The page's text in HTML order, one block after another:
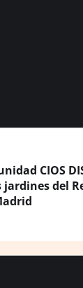
CIOS
del